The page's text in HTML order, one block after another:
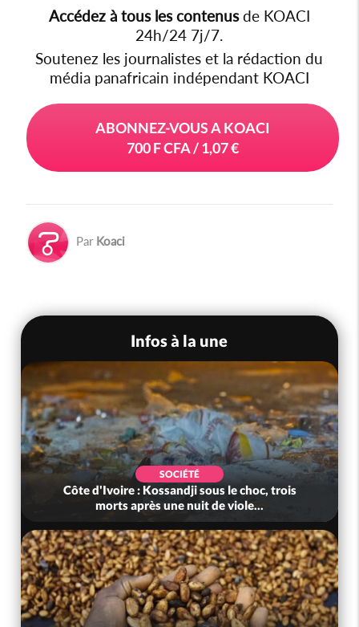
Accédez à tous les contenusde KOACI
24h/24 7j/7.
Soutenez les journalistes et la rédaction du
média panafricain indépendant KOACI
ABONNEZ-VOUS A KOACI
700 F CFA / 1,07 €
Par Koaci
Infos à la une
SOCIÉTÉ
Côte d'Ivoire : Kossandji sous le choc, trois
morts après une nuit de viole...